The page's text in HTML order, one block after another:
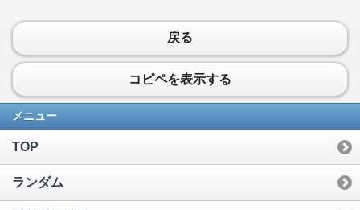
戻る
コピペを表示する
メニュー
TOP
ランダム